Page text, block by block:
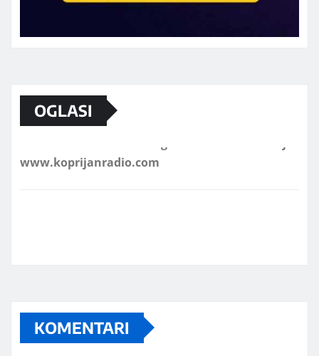
OGLASI
Od sada mali oglasi i na sajtu
www.koprijanradio.com
KOMENTARI